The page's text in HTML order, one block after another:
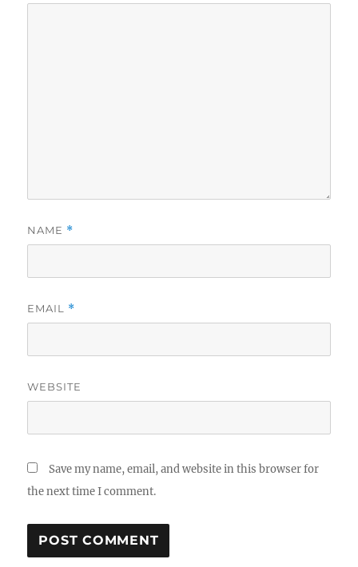
NAME *
EMAIL *
WEBSITE
Save my name, email, and website in this browser for
the next time I comment.